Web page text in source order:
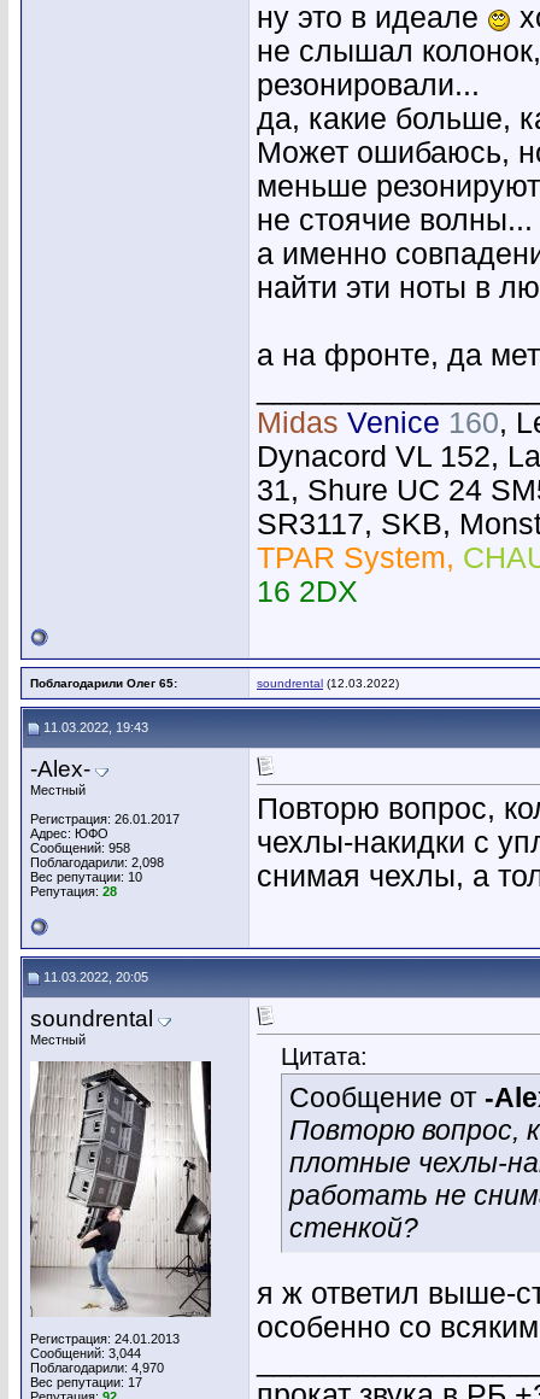
ну это в идеале
не слышал
резонировали...
да, какие больше,
Может ошибаюсь,
меньше резонируют
не стоячие волны...
а именно
найти эти ноты в
а на фронте, да
Midas Venice 160,
Dynacord VL 152,
31, Shure UC 24
SR3117, SKB,
TPAR System,
16 2DX
Поблагодарили Олег 65: soundrental (12.03.2022)
11.03.2022, 19:43
-Alex-
Местный
Регистрация: 26.01.2017
Адрес: ЮФО
Сообщений: 958
Поблагодарили: 2,098
Вес репутации: 10
Репутация: 28
Повторю вопрос,
чехлы-накидки с
снимая чехлы, а
11.03.2022, 20:05
soundrental
Местный
Регистрация: 24.01.2013
Сообщений: 3,044
Поблагодарили: 4,970
Вес репутации: 17
Цитата:
Сообщение от -
Повторю вопрос,
плотные чехлы-
работать не
стенкой?
я ж ответил выше-
особенно со